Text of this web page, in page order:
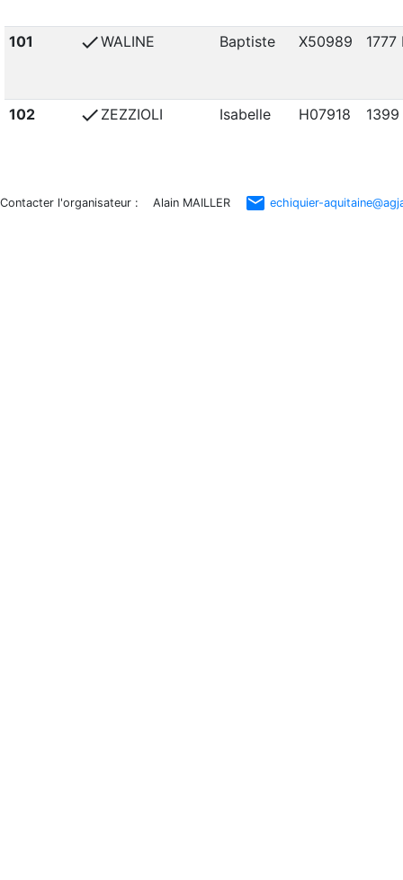
101 checkWALINE Baptiste X50989 1777
102 check ZEZZIOLI Isabelle H07918 1399
Contacter l'organisateur : Alain MAILLER email echiquier-